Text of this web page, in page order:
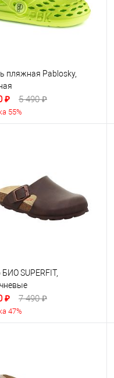
пляжная Pablosky,
₽ 5 490 ₽
55%
SUPERFIT,
₽ 7 490 ₽
47%